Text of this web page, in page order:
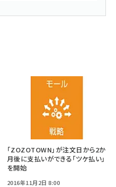
「ZOZOTOWN」が注文日から2か
月後に支払いができる「ツケ払い」
を開始
2016年11月2日 8:00